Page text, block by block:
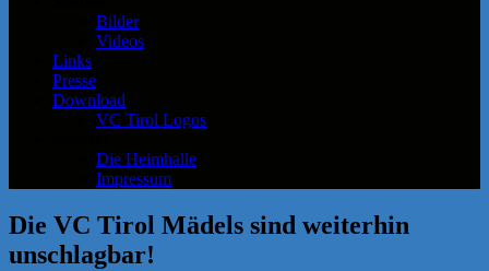
Bilder
Videos
Links
Presse
Download
VC Tirol Logos
Die Heimhalle
Impressum
Die VC Tirol Mädels sind weiterhin
unschlagbar!